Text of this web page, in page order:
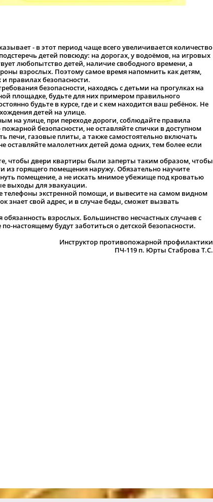
- в этот период чаще всего увеличивается количество
детей повсюду: на дорогах, у водоёмов, на игровых
любопытство детей, наличие свободного времени, а
взрослых. Поэтому самое время напомнить как детям,
правилах безопасности.
безопасности, находясь с детьми на прогулках на
площадке, будьте для них примером правильного
будьте в курсе, где и с кем находится ваш ребёнок. Не
детей на улице.
на улице, при переходе дороги, соблюдайте правила
безопасности, не оставляйте спички в доступном
печи, газовые плиты, а также самостоятельно включать
малолетних детей дома одних, тем более если
чтобы двери квартиры были заперты таким образом, чтобы
из горящего помещения наружу. Обязательно научите
помещение, а не искать мнимое убежище под кроватью
выходы для эвакуации.
телефоны экстренной помощи, и вывесите на самом видном
знает свой адрес, и в случае беды, сможет вызвать
взрослых. Большинство несчастных случаев с
настоящему будут заботиться о детской безопасности.
Инструктор противопожарной профилактики
ПЧ-119 п. Юрты Стаброва Т.С.